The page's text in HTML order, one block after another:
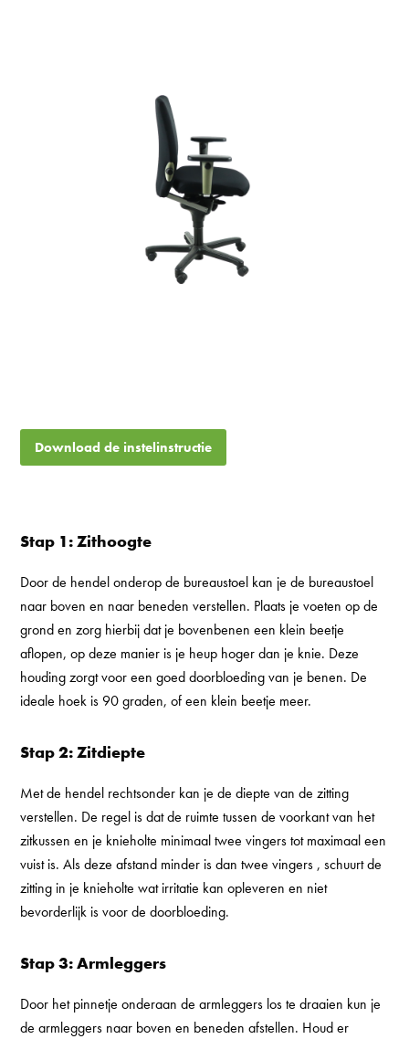
Download de instelinstructie
Stap 1: Zithoogte
Door de hendel onderop de bureaustoel kan je de bureaustoel
naar boven en naar beneden verstellen. Plaats je voeten op de
grond en zorg hierbij dat je bovenbenen een klein beetje
aflopen, op deze manier is je heup hoger dan je knie. Deze
houding zorgt voor een goed doorbloeding van je benen. De
ideale hoek is 90 graden, of een klein beetje meer.
Stap 2: Zitdiepte
Met de hendel rechtsonder kan je de diepte van de zitting
verstellen. De regel is dat de ruimte tussen de voorkant van het
zitkussen en je knieholte minimaal twee vingers tot maximaal een
vuist is. Als deze afstand minder is dan twee vingers , schuurt de
zitting in je knieholte wat irritatie kan opleveren en niet
bevorderlijk is voor de doorbloeding.
Stap 3: Armleggers
Door het pinnetje onderaan de armleggers los te draaien kun je
de armleggers naar boven en beneden afstellen. Houd er